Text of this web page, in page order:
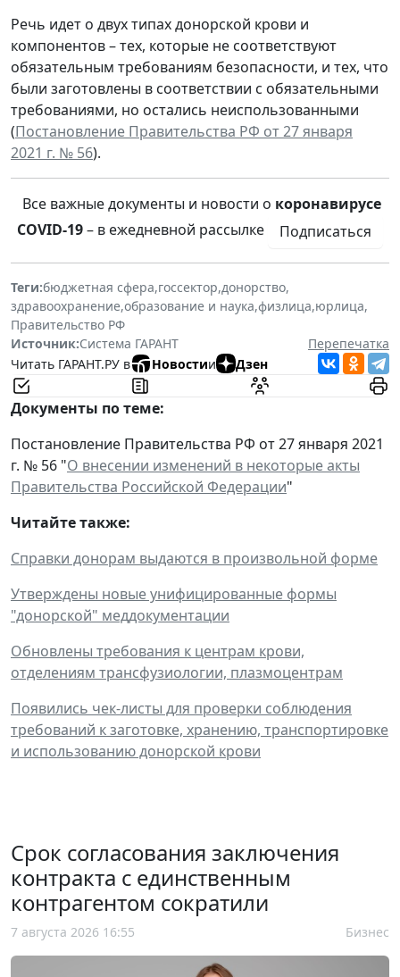
Речь идет о двух типах донорской крови и
компонентов – тех, которые не соответствуют
обязательным требованиям безопасности, и тех, что
были заготовлены в соответствии с обязательными
требованиями, но остались неиспользованными
(Постановление Правительства РФ от 27 января
2021 г. № 56).
Все важные документы и новости о коронавирусе
COVID-19– в ежедневной рассылке Подписаться
Теги:бюджетная сфера,госсектор,донорство,
здравоохранение,образование и наука,физлица,юрлица,
Правительство РФ
Источник:Система ГАРАНТ
Перепечатка
Читать ГАРАНТ.РУ в
Новостии Дзен
Документы по теме:
Постановление Правительства РФ от 27 января 2021
г. № 56 "О внесении изменений в некоторые акты
Правительства Российской Федерации"
Читайте также:
Справки донорам выдаются в произвольной форме
Утверждены новые унифицированные формы
"донорской" меддокументации
Обновлены требования к центрам крови,
отделениям трансфузиологии, плазмоцентрам
Появились чек-листы для проверки соблюдения
требований к заготовке, хранению, транспортировке
и использованию донорской крови
Срок согласования заключения
контракта с единственным
контрагентом сократили
7 августа 2026 16:55 Бизнес